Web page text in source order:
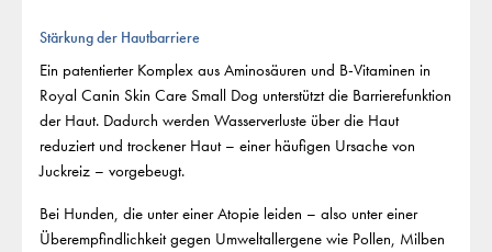
Stärkung der Hautbarriere
Ein patentierter Komplex aus Aminosäuren und B-Vitaminen in
Royal Canin Skin Care Small Dog unterstützt die Barrierefunktion
der Haut. Dadurch werden Wasserverluste über die Haut
reduziert und trockener Haut – einer häufigen Ursache von
Juckreiz – vorgebeugt.
Bei Hunden, die unter einer Atopie leiden – also unter einer
Überempfindlichkeit gegen Umweltallergene wie Pollen, Milben